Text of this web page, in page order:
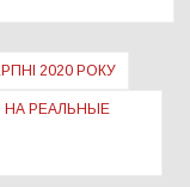
2020 РОКУ
НА РЕАЛЬНЫЕ